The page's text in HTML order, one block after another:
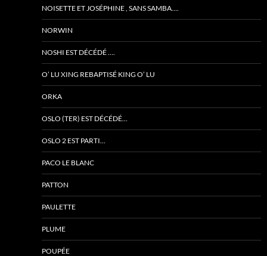
NOISETTE ET JOSÉPHINE , SANS SAMBA….
NORWIN
NOSHI EST DÉCÉDÉ ….
O’ LU XING REBAPTISÉ KING O’ LU
ORKA
OSLO (TER) EST DÉCÉDÉ…
OSLO 2 EST PARTI…
PACO LE BLANC
PATTON
PAULETTE
PLUME
POUPÉE